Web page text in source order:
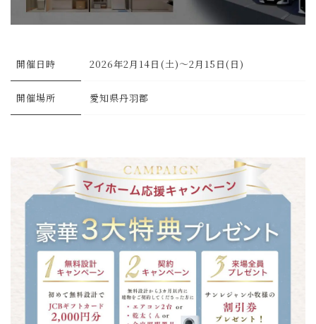
開催日時 2026年2月14日(土)～2月15日(日)
開催場所 愛知県丹羽郡